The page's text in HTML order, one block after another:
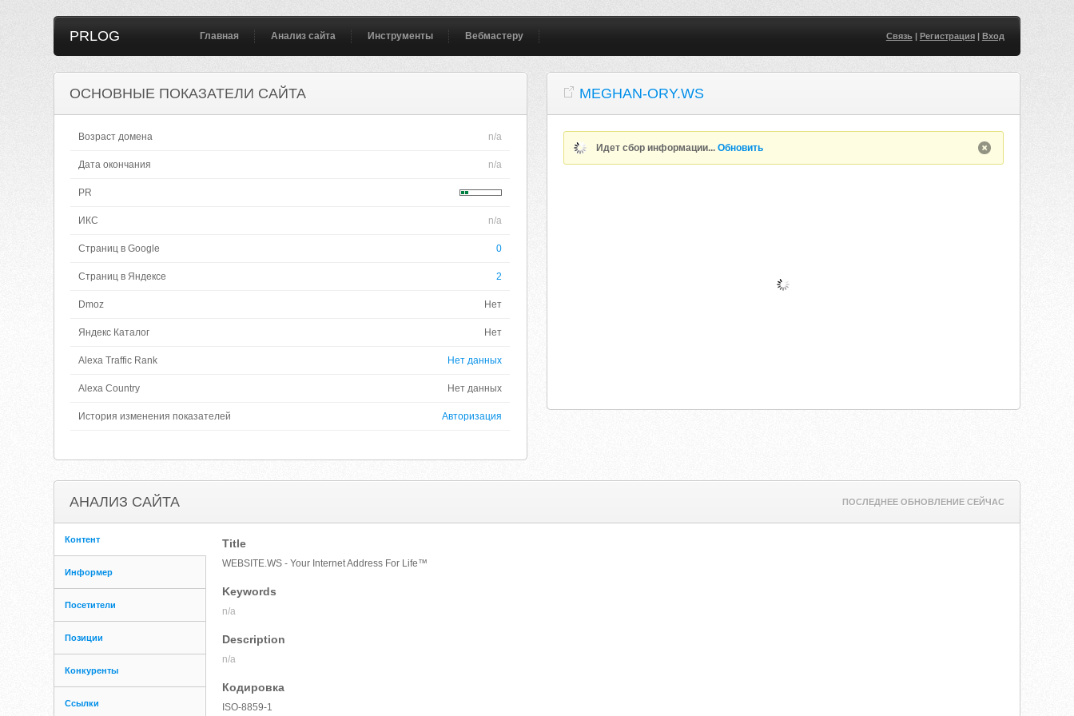
PRLOG Главная Анализ сайта Инструменты Вебмастеру Связь| Регистрация| Вход
ОСНОВНЫЕ ПОКАЗАТЕЛИ САЙТА
Возраст домена n/a
Дата окончания n/a
PR
ИКС n/a
Страниц в Google 0
Страниц в Яндексе 2
Dmoz Нет
Яндекс Каталог Нет
Alexa Traffic Rank Нет данных
Alexa Country Нет данных
История изменения показателей Авторизация
MEGHAN-ORY.WS
Идет сбор информации...Обновить
АНАЛИЗ САЙТА ПОСЛЕДНЕЕ ОБНОВЛЕНИЕ СЕЙЧАС
Контент
Информер
Посетители
Позиции
Конкуренты
Ссылки
Title
WEBSITE.WS - Your Internet Address For Life™
Keywords
n/a
Description
n/a
Кодировка
ISO-8859-1